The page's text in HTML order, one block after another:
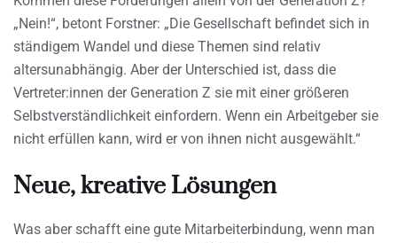
„Nein!“, betont Forstner: „Die Gesellschaft befindet sich in
ständigem Wandel und diese Themen sind relativ
altersunabhängig. Aber der Unterschied ist, dass die
Vertreter:innen der Generation Z sie mit einer größeren
Selbstverständlichkeit einfordern. Wenn ein Arbeitgeber sie
nicht erfüllen kann, wird er von ihnen nicht ausgewählt.“
Neue, kreative Lösungen
Was aber schafft eine gute Mitarbeiterbindung, wenn man